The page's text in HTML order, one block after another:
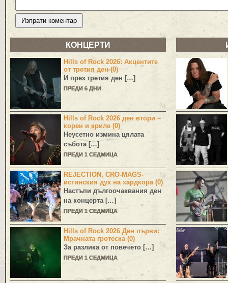
КОНЦЕРТИ
Hills of Rock 2026: Акцентите
от третия ден (0)
И през третия ден […]
ПРЕДИ 6 ДНИ
Hills of Rock 2026 ден втори –
корен и криле (0)
Неусетно измина цялата
събота […]
ПРЕДИ 1 СЕДМИЦА
REJECTION, CRO-MAGS-
истинския дух на хардкора (0)
Настъпи дългоочаквания ден
на концерта […]
ПРЕДИ 1 СЕДМИЦА
Hills of Rock 2026 Ден първи:
Мрачната гротеска (0)
За разлика от повечето […]
ПРЕДИ 1 СЕДМИЦА